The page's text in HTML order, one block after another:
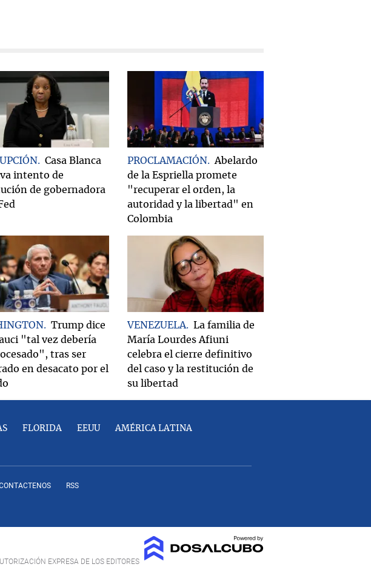
Casa Blanca
intento de
de gobernadora
PROCLAMACIÓN
Abelardo
de la Espriella promete
"recuperar el orden, la
autoridad y la libertad" en
Colombia
Trump dice
"tal vez debería
tras ser
en desacato por el
VENEZUELA
La familia de
María Lourdes Afiuni
celebra el cierre definitivo
del caso y la restitución de
su libertad
FLORIDA EEUU AMÉRICA LATINA
RSS
EXPRESA DE LOS EDITORES